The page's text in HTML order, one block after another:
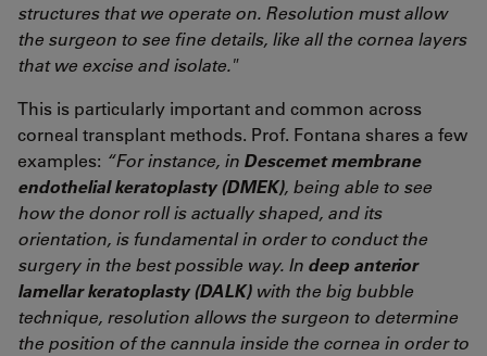
structures that we operate on. Resolution must allow
the surgeon to see fine details, like all the cornea layers
that we excise and isolate."
This is particularly important and common across
corneal transplant methods. Prof. Fontana shares a few
examples: “For instance, in Descemet membrane
endothelial keratoplasty (DMEK), being able to see
how the donor roll is actually shaped, and its
orientation, is fundamental in order to conduct the
surgery in the best possible way. In deep anterior
lamellar keratoplasty (DALK)with the big bubble
technique, resolution allows the surgeon to determine
the position of the cannula inside the cornea in order to